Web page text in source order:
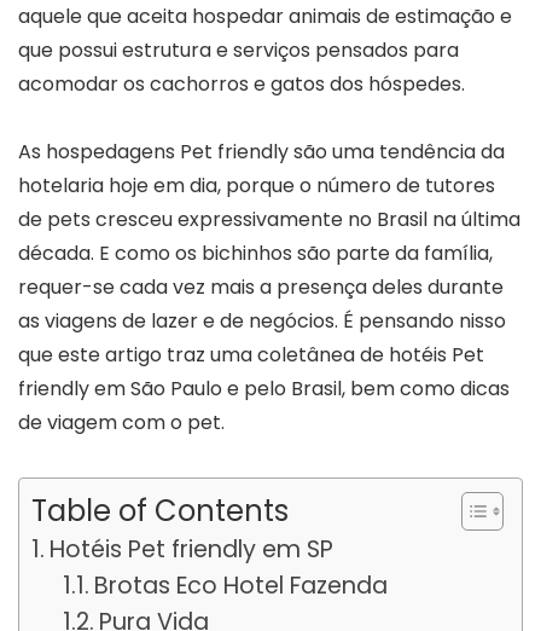
aquele que aceita hospedar animais de estimação e
que possui estrutura e serviços pensados para
acomodar os cachorros e gatos dos hóspedes.
As hospedagens Pet friendly são uma tendência da
hotelaria hoje em dia, porque o número de tutores
de pets cresceu expressivamente no Brasil na última
década. E como os bichinhos são parte da família,
requer-se cada vez mais a presença deles durante
as viagens de lazer e de negócios. É pensando nisso
que este artigo traz uma coletânea de hotéis Pet
friendly em São Paulo e pelo Brasil, bem como dicas
de viagem com o pet.
Table of Contents
Hotéis Pet friendly em SP
Brotas Eco Hotel Fazenda
Pura Vida